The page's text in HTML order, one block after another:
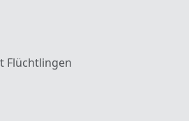
Flüchtlingen